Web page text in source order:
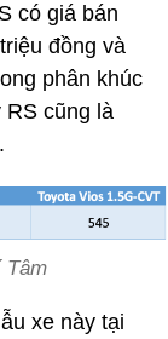
có giá bán
đồng và
phân khúc
RS cũng là
Tâm
xe này tại